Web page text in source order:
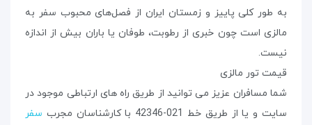
به طور کلی پاییز و زمستان ایران از فصل‌های محبوب سفر به
مالزی است چون خبری از رطوبت، طوفان یا باران بیش از اندازه
نیست.
قیمت تور مالزی
شما مسافران عزیز می توانید از طریق راه های ارتباطی موجود در
سایت و یا از طریق خط 021-42346 با کارشناسان مجرب
سفر